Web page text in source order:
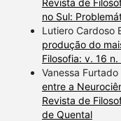
no Sul:
Lutiero Cardoso
produção do
Filosofia: v. 16
Vanessa Furtado
entre a
Revista de
de Quental